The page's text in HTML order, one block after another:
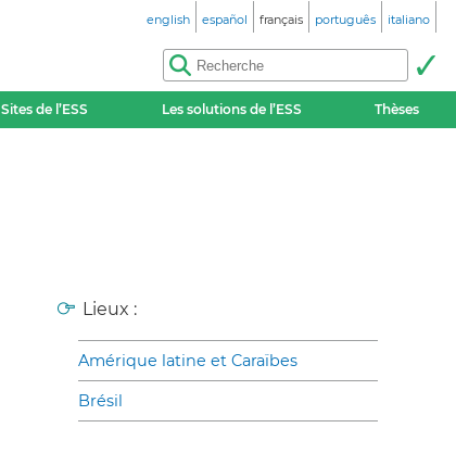
english español français português italiano
Sites de l’ESS Les solutions de l’ESS Thèses
Lieux :
Amérique latine et Caraïbes
Brésil